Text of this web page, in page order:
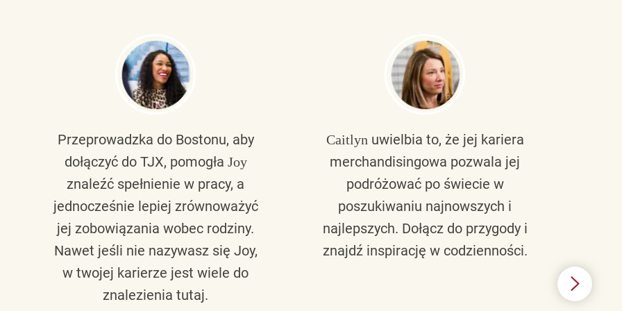
Przeprowadzka do Bostonu, aby
dołączyć do TJX, pomogła Joy
znaleźć spełnienie w pracy, a
jednocześnie lepiej zrównoważyć
jej zobowiązania wobec rodziny.
Nawet jeśli nie nazywasz się Joy,
w twojej karierze jest wiele do
znalezienia tutaj.
Caitlynuwielbia to, że jej kariera
merchandisingowa pozwala jej
podróżować po świecie w
poszukiwaniu najnowszych i
najlepszych. Dołącz do przygody i
znajdź inspirację w codzienności.